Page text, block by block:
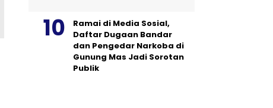
Ramai di Media Sosial,
Daftar Dugaan Bandar
dan Pengedar Narkoba di
Gunung Mas Jadi Sorotan
Publik